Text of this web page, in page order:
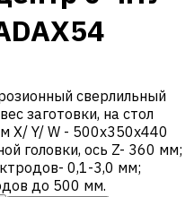
сверлильный
заготовки, на стол
X/ Y/ W - 500x350x440
головки, ось Z- 360 мм;
0,1-3,0 мм;
до 500 мм.